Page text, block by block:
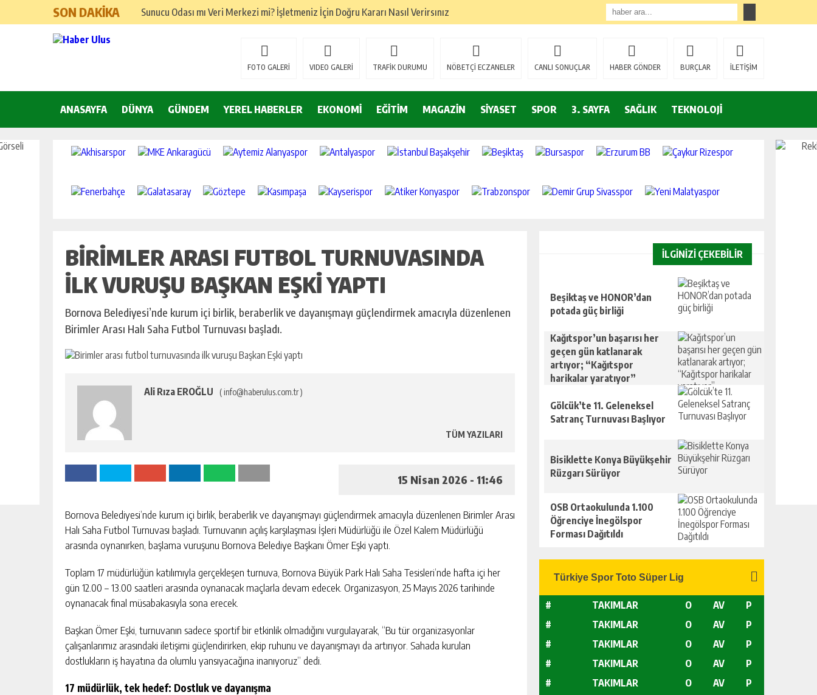
SON DAKİKA
Sunucu Odası mı Veri Merkezi mi? İşletmeniz İçin Doğru Kararı Nasıl Verirsınız
Google Ads ve SEO Arasında Doğru Denge Nasıl Kurulur?
Kemer’de yılbaşı hazırlıkları tamamlandı
25 Aralık’ta A101’de Endüstriyel Forklift Seçenekleri Dikkat Çekiyor
Yeni Yıla Pozitif Başlama Yöntemleri
FOTO GALERİ VIDEO GALERİ TRAFİK DURUMU NÖBETÇİ ECZANELER CANLI SONUÇLAR HABER GÖNDER BURÇLAR İLETİŞİM
ANASAYFA DÜNYA GÜNDEM YEREL HABERLER EKONOMİ EĞİTİM MAGAZİN SİYASET SPOR 3. SAYFA SAĞLIK TEKNOLOJİ
BIRIMLER ARASI FUTBOL TURNUVASINDA
ILK VURUŞU BAŞKAN EŞKI YAPTI
Bornova Belediyesi’nde kurum içi birlik, beraberlik ve dayanışmayı güçlendirmek amacıyla düzenlenen
Birimler Arası Halı Saha Futbol Turnuvası başladı.
Ali Rıza EROĞLU ( info@haberulus.com.tr )
TÜM YAZILARI
15 Nisan 2026 - 11:46
Bornova Belediyesi’nde kurum içi birlik, beraberlik ve dayanışmayı güçlendirmek amacıyla düzenlenen Birimler Arası
Halı Saha Futbol Turnuvası başladı. Turnuvanın açılış karşılaşması İşleri Müdürlüğü ile Özel Kalem Müdürlüğü
arasında oynanırken, başlama vuruşunu Bornova Belediye Başkanı Ömer Eşki yaptı.
Toplam 17 müdürlüğün katılımıyla gerçekleşen turnuva, Bornova Büyük Park Halı Saha Tesisleri’nde hafta içi her
gün 12.00 – 13.00 saatleri arasında oynanacak maçlarla devam edecek. Organizasyon, 25 Mayıs 2026 tarihinde
oynanacak final müsabakasıyla sona erecek.
Başkan Ömer Eşki, turnuvanın sadece sportif bir etkinlik olmadığını vurgulayarak, “Bu tür organizasyonlar
çalışanlarımız arasındaki iletişimi güçlendirirken, ekip ruhunu ve dayanışmayı da artırıyor. Sahada kurulan
dostlukların iş hayatına da olumlu yansıyacağına inanıyoruz” dedi.
17 müdürlük, tek hedef: Dostluk ve dayanışma
İLGİNİZİ ÇEKEBİLİR
Beşiktaş ve HONOR’dan
potada güç birliği
Kağıtspor’un başarısı her
geçen gün katlanarak
artıyor; “Kağıtspor
harikalar yaratıyor”
Gölcük’te 11. Geleneksel
Satranç Turnuvası Başlıyor
Bisiklette Konya Büyükşehir
Rüzgarı Sürüyor
OSB Ortaokulunda 1.100
Öğrenciye İnegölspor
Forması Dağıtıldı
# TAKIMLAR O AV
P
#
TAKIMLAR O AV
P
#
TAKIMLAR O AV
P
#
TAKIMLAR O AV
P
#
TAKIMLAR O AV
P